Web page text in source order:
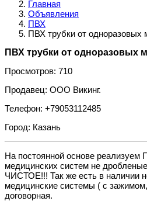
Главная
Объявления
ПВХ
ПВХ трубки от одноразовых
ПВХ трубки от одноразовых
Просмотров: 710
Продавец: ООО Викинг.
Телефон: +79053112485
Город: Казань
На постоянной основе реализуем
медицинских систем не
ЧИСТОЕ!!! Так же есть в наличии
медицинские системы ( с
договорная.